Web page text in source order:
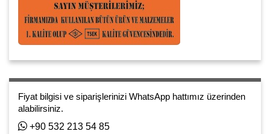
Fiyat bilgisi ve siparişlerinizi WhatsApp hattımız üzerinden
alabilirsiniz.
+90 532 213 54 85